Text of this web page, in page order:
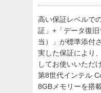
高い保証レベルで
証」+「データ復
当）」が標準添付
実した保証により
してお使いいただ
第8世代インテル
8GBメモリーを搭